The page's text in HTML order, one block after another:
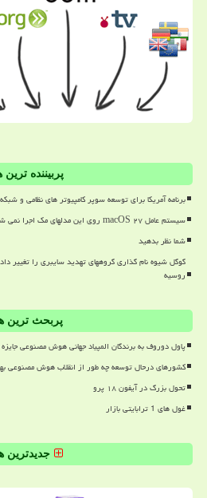
پربیننده ترین
برنامه آمریکا برای توسعه سوپر کامپیوتر های نظامی و
سیستم عامل macOS ۲۷ روی این مدلهای مک اجرا نمی شود
شما نظر بدهید
روسیه
پربحث ترین
پاول دوروف به برندگان المپیاد جهانی هوش مصنوعی
کشورهای درحال توسعه چه طور از انقلاب هوش مصنوعی
تحول بزرگ در آیفون ۱۸ پرو
غول های 1 ترابایتی بازار
جدیدترین